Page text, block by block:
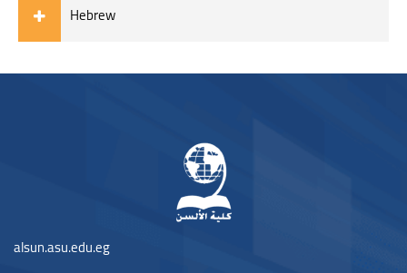
Hebrew
Blocs
alsun.asu.edu.eg